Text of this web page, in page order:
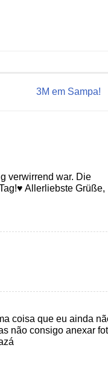
3M em Sampa!
verwirrend war. Die
Allerliebste Grüße,
coisa que eu ainda
não consigo anexar